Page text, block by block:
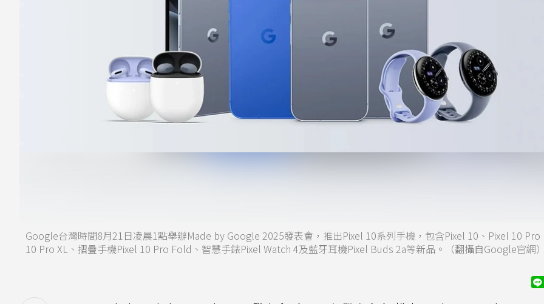
Google台灣時間8月21日凌晨1點舉辦Made by Google 2025發表會，推出Pixel 10系列手機，包含Pixel 10、Pixel 10 Pro
10 Pro XL、摺疊手機Pixel 10 Pro Fold、智慧手錶Pixel Watch 4及藍牙耳機Pixel Buds 2a等新品。（翻攝自Google官網）